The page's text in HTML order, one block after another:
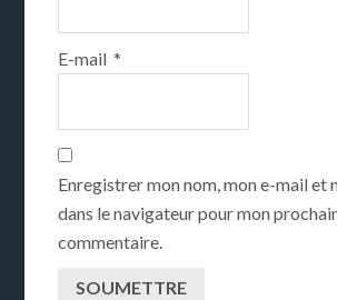
E-mail*
Enregistrer mon nom, mon e-mail et
dans le navigateur pour mon
commentaire.